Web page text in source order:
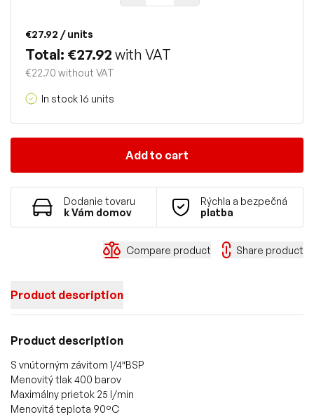
€27.92 / units
Total: €27.92 with VAT
€22.70 without VAT
In stock 16 units
Add to cart
Dodanie tovaru
k Vám domov
Rýchla a bezpečná
platba
Compare product Share product
Product description
Product description
S vnútorným závitom 1/4″BSP
Menovitý tlak 400 barov
Maximálny prietok 25 l/min
Menovitá teplota 90°C